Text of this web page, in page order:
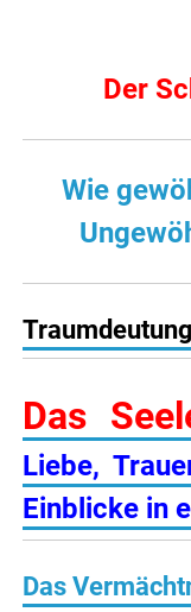
Der
Wie
Das
Liebe,
Einblicke in
Das